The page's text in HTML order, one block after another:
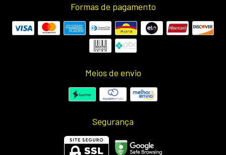
Formas de pagamento
Meios de envio
Segurança